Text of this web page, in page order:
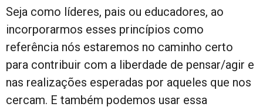
Seja como líderes, pais ou educadores, ao
incorporarmos esses princípios como
referência nós estaremos no caminho certo
para contribuir com a liberdade de pensar/agir e
nas realizações esperadas por aqueles que nos
cercam. E também podemos usar essa